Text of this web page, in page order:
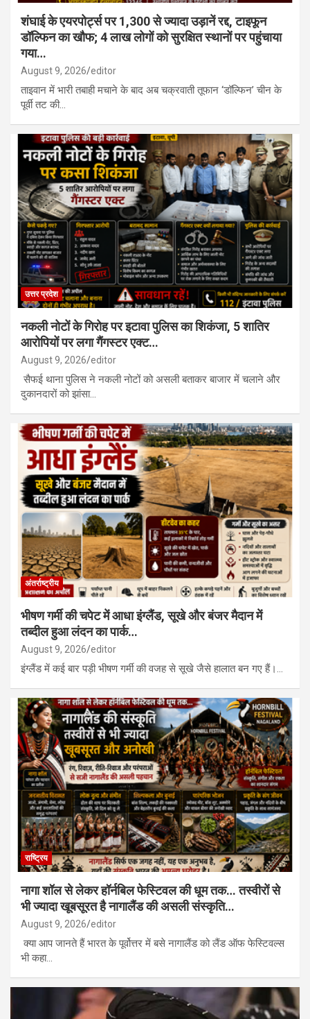
शंघाई के एयरपोर्ट्स पर 1,300 से ज्यादा उड़ानें रद्द, टाइफून
डॉल्फिन का खौफ; 4 लाख लोगों को सुरक्षित स्थानों पर पहुंचाया
गया…
August 9, 2026 editor
ताइवान में भारी तबाही मचाने के बाद अब चक्रवाती तूफान ‘डॉल्फिन’ चीन के
पूर्वी तट की…
उत्तर प्रदेश
नकली नोटों के गिरोह पर इटावा पुलिस का शिकंजा, 5 शातिर
आरोपियों पर लगा गैंगस्टर एक्ट…
August 9, 2026 editor
सैफई थाना पुलिस ने नकली नोटों को असली बताकर बाजार में चलाने और
दुकानदारों को झांसा…
अंतर्राष्ट्रीय
भीषण गर्मी की चपेट में आधा इंग्लैंड, सूखे और बंजर मैदान में
तब्दील हुआ लंदन का पार्क…
August 9, 2026 editor
इंग्लैंड में कई बार पड़ी भीषण गर्मी की वजह से सूखे जैसे हालात बन गए हैं।…
राष्ट्रिय
नागा शॉल से लेकर हॉर्नबिल फेस्टिवल की धूम तक… तस्वीरों से
भी ज्यादा खूबसूरत है नागालैंड की असली संस्कृति…
August 9, 2026 editor
क्या आप जानते हैं भारत के पूर्वोत्तर में बसे नागालैंड को लैंड ऑफ फेस्टिवल्स
भी कहा…